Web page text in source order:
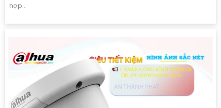
hợp...